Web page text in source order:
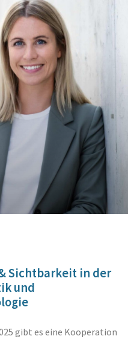
Sichtbarkeit in der
und
gibt es eine Kooperation